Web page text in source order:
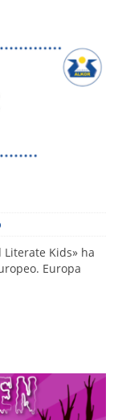
Kids» ha
Europa